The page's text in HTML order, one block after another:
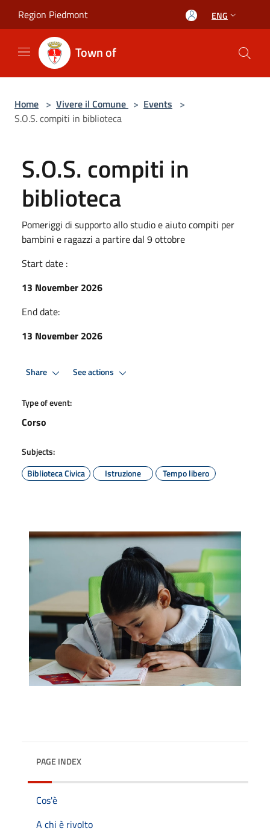
Region Piedmont ENG
Town of
Home > Vivere il Comune > Events >
S.O.S. compiti in biblioteca
S.O.S. compiti in
biblioteca
Pomeriggi di supporto allo studio e aiuto compiti per
bambini e ragazzi a partire dal 9 ottobre
Start date :
13 November 2026
End date:
13 November 2026
Share See actions
Type of event:
Corso
Subjects:
Biblioteca Civica
Istruzione Tempo libero
PAGE INDEX
Cos'è
A chi è rivolto